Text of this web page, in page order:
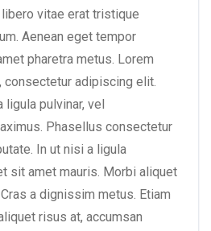
vitae erat tristique
Aenean eget tempor
pharetra metus. Lorem
consectetur adipiscing elit.
ligula pulvinar, vel
Phasellus consectetur
In ut nisi a ligula
sit amet mauris. Morbi aliquet
a dignissim metus. Etiam
risus at, accumsan